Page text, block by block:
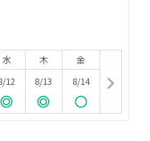
水
12
木
8/13
金
8/14